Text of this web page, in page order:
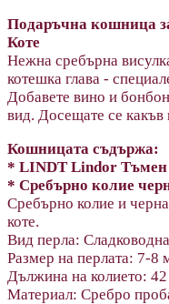
Подаръчна кошница
Коте
Нежна сребърна
котешка глава -
Добавете вино и
вид. Досещате се какъв
Кошницата съдържа:
* LINDT Lindor
* Сребърно колие
Сребърно колие и
коте.
Вид перла:
Размер на перлата: 7-8
Дължина на колието:
Материал: Сребро